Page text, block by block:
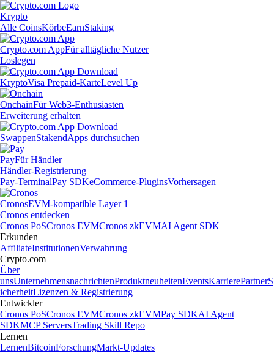
Krypto
Alle CoinsKörbeEarnStaking
Crypto.com AppFür alltägliche Nutzer
Loslegen
KryptoVisa Prepaid-KarteLevel Up
OnchainFür Web3-Enthusiasten
Erweiterung erhalten
SwappenStakendApps durchsuchen
PayFür Händler
Händler-Registrierung
Pay-TerminalPay SDKeCommerce-PluginsVorhersagen
CronosEVM-kompatible Layer 1
Cronos entdecken
Cronos PoSCronos EVMCronos zkEVMAI Agent SDK
Erkunden
AffiliateInstitutionenVerwahrung
Crypto.com
Über
unsUnternehmensnachrichtenProduktneuheitenEventsKarrierePartnerS
icherheitLizenzen & Registrierung
Entwickler
Cronos PoSCronos EVMCronos zkEVMPay SDKAI Agent
SDKMCP ServersTrading Skill Repo
Lernen
LernenBitcoinForschungMarkt-Updates